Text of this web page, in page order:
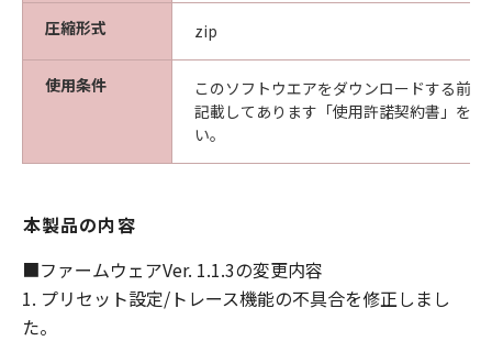
ノンまたはキヤノンのライセンサーに帰属しま
す。
４．著作権表示
お客様は、「本ファームウェア」に含まれるキ
ヤノンまたはキヤノンのライセンサーの著作権
表示を変更し、除去しもしくは削除してはなり
キヤノン、キヤノンの子会社、キヤノンの関連
会社、それらの販売代理店および販売店、また
はキヤノンのライセンサーは、「本ファームウ
ェア」のメンテナンスおよびお客様による 「本
圧縮形式 zip
使用条件
このソフトウエアをダウンロードする前
記載してあります「使用許諾契約書」を
い。
本製品の内容
■ファームウェアVer. 1.1.3の変更内容
1. プリセット設定/トレース機能の不具合を修正しまし
た。